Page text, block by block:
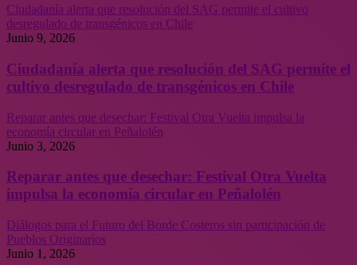
Ciudadanía alerta que resolución del SAG permite el cultivo
desregulado de transgénicos en Chile
Junio 9, 2026
Ciudadanía alerta que resolución del SAG permite el
cultivo desregulado de transgénicos en Chile
Reparar antes que desechar: Festival Otra Vuelta impulsa la
economía circular en Peñalolén
Junio 3, 2026
Reparar antes que desechar: Festival Otra Vuelta
impulsa la economía circular en Peñalolén
Diálogos para el Futuro del Borde Costeros sin participación de
Pueblos Originarios
Junio 1, 2026